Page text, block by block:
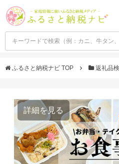
ふるさと納税ナビ TOP 返礼品
詳細を見る